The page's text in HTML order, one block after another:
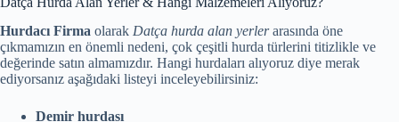
Hurdacı Firma olarak Datça hurda alan yerlerarasında öne
çıkmamızın en önemli nedeni, çok çeşitli hurda türlerini titizlikle ve
değerinde satın almamızdır. Hangi hurdaları alıyoruz diye merak
ediyorsanız aşağıdaki listeyi inceleyebilirsiniz:
Demir hurdası